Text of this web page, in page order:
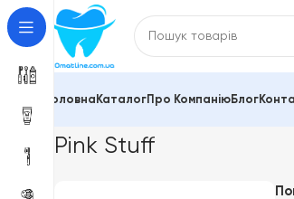
Головна КаталогПро КомпаніюБлог
Pink Stuff